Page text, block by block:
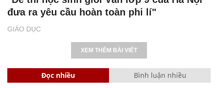
GIÁO DỤC
đưa ra yêu cầu hoàn toàn phi lí"
XEM THÊM BÀI VIẾT
Đọc nhiều Bình luận nhiều